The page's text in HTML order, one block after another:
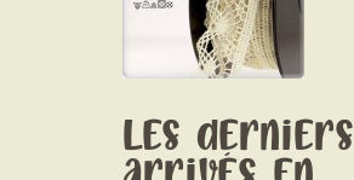
Les derniers
arrivés en